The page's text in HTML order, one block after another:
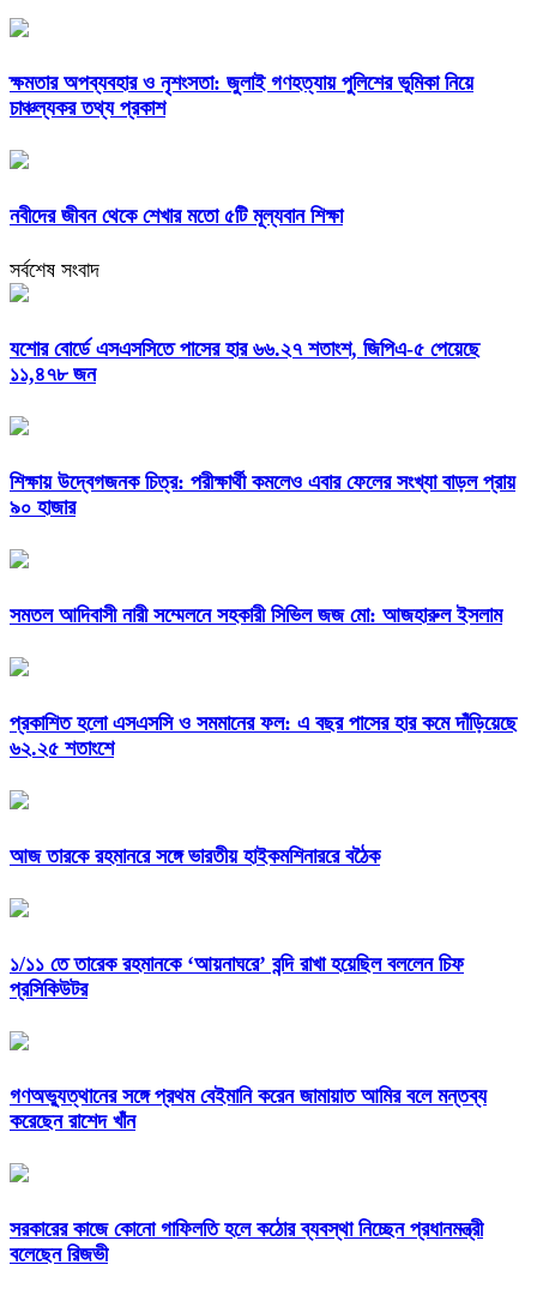
ক্ষমতার অপব্যবহার ও নৃশংসতা: জুলাই গণহত্যায় পুলিশের ভূমিকা নিয়ে
চাঞ্চল্যকর তথ্য প্রকাশ
নবীদের জীবন থেকে শেখার মতো ৫টি মূল্যবান শিক্ষা
সর্বশেষ সংবাদ
যশোর বোর্ডে এসএসসিতে পাসের হার ৬৬.২৭ শতাংশ, জিপিএ-৫ পেয়েছে
১১,৪৭৮ জন
শিক্ষায় উদ্বেগজনক চিত্র: পরীক্ষার্থী কমলেও এবার ফেলের সংখ্যা বাড়ল প্রায়
৯০ হাজার
সমতল আদিবাসী নারী সম্মেলনে সহকারী সিভিল জজ মো: আজহারুল ইসলাম
প্রকাশিত হলো এসএসসি ও সমমানের ফল: এ বছর পাসের হার কমে দাঁড়িয়েছে
৬২.২৫ শতাংশে
আজ তারকে রহমানরে সঙ্গে ভারতীয় হাইকমশিনাররে বঠৈক
১/১১ তে তারেক রহমানকে ‘আয়নাঘরে’ বন্দি রাখা হয়েছিল বললেন চিফ
প্রসিকিউটর
গণঅভ্যুত্থানের সঙ্গে প্রথম বেইমানি করেন জামায়াত আমির বলে মন্তব্য
করেছেন রাশেদ খাঁন
সরকারের কাজে কোনো গাফিলতি হলে কঠোর ব্যবস্থা নিচ্ছেন প্রধানমন্ত্রী
বলেছেন রিজভী